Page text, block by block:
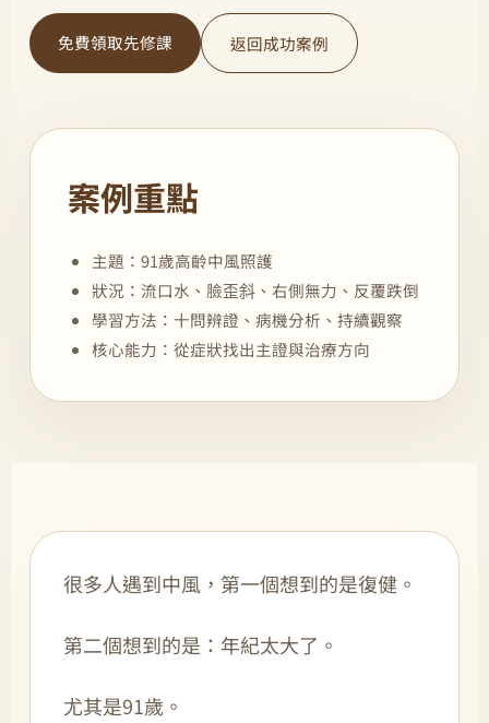
免費領取先修課 返回成功案例
案例重點
主題：91歲高齡中風照護
狀況：流口水、臉歪斜、右側無力、反覆跌倒
學習方法：十問辨證、病機分析、持續觀察
核心能力：從症狀找出主證與治療方向
很多人遇到中風，第一個想到的是復健。
第二個想到的是：年紀太大了。
尤其是91歲。